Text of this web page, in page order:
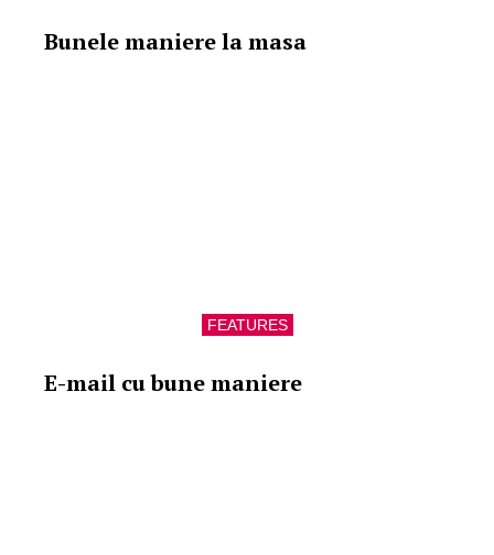
Bunele maniere la masa
FEATURES
E-mail cu bune maniere